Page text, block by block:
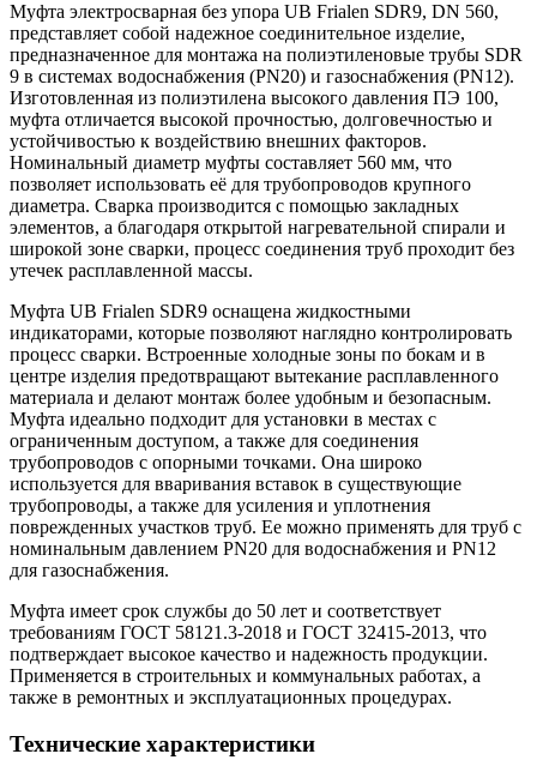
Муфта электросварная без упора UB Frialen SDR9, DN 560,
представляет собой надежное соединительное изделие,
предназначенное для монтажа на полиэтиленовые трубы SDR
9 в системах водоснабжения (PN20) и газоснабжения (PN12).
Изготовленная из полиэтилена высокого давления ПЭ 100,
муфта отличается высокой прочностью, долговечностью и
устойчивостью к воздействию внешних факторов.
Номинальный диаметр муфты составляет 560 мм, что
позволяет использовать её для трубопроводов крупного
диаметра. Сварка производится с помощью закладных
элементов, а благодаря открытой нагревательной спирали и
широкой зоне сварки, процесс соединения труб проходит без
утечек расплавленной массы.
Муфта UB Frialen SDR9 оснащена жидкостными
индикаторами, которые позволяют наглядно контролировать
процесс сварки. Встроенные холодные зоны по бокам и в
центре изделия предотвращают вытекание расплавленного
материала и делают монтаж более удобным и безопасным.
Муфта идеально подходит для установки в местах с
ограниченным доступом, а также для соединения
трубопроводов с опорными точками. Она широко
используется для вваривания вставок в существующие
трубопроводы, а также для усиления и уплотнения
поврежденных участков труб. Ее можно применять для труб с
номинальным давлением PN20 для водоснабжения и PN12
для газоснабжения.
Муфта имеет срок службы до 50 лет и соответствует
требованиям ГОСТ 58121.3-2018 и ГОСТ 32415-2013, что
подтверждает высокое качество и надежность продукции.
Применяется в строительных и коммунальных работах, а
также в ремонтных и эксплуатационных процедурах.
Технические характеристики